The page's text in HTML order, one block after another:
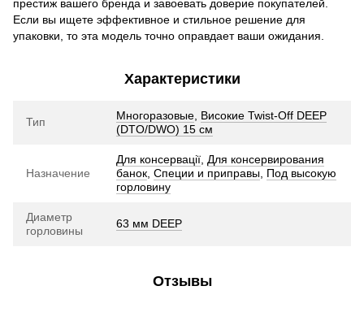
престиж вашего бренда и завоевать доверие покупателей.
Если вы ищете эффективное и стильное решение для
упаковки, то эта модель точно оправдает ваши ожидания.
Характеристики
Тип Многоразовые Високие Twist-Off DEEP
(DTO/DWO) 15 см
Назначение
Для консервації Для консервирования
банок Специи и приправы Под высокую
горловину
Диаметр
горловины
63 мм DEEP
Отзывы